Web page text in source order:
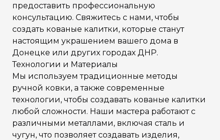
предоставить профессиональную
консультацию. Свяжитесь с нами, чтобы
создать кованые калитки, которые станут
настоящим украшением вашего дома в
Донецке или других городах ДНР.
Технологии и Материалы
Мы используем традиционные методы
ручной ковки, а также современные
технологии, чтобы создавать кованые калитки
любой сложности. Наши мастера работают с
различными металлами, включая сталь и
чугун, что позволяет создавать изделия,